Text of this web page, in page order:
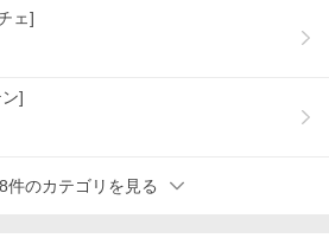
ェ]
]
件のカテゴリを見る